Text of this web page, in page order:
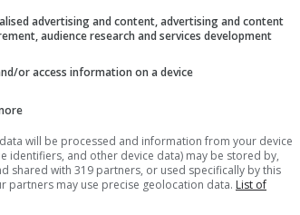
advertising and content, advertising and content
audience research and services development
or access information on a device
will be processed and information from your device
identifiers, and other device data) may be stored by,
shared with 319 partners, or used specifically by this
partners may use precise geolocation data. List of